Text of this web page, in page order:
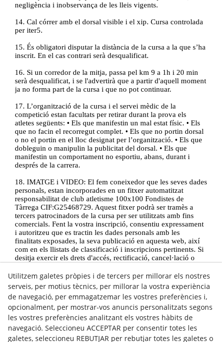
negligència i inobservança de les lleis vigents.
14. Cal córrer amb el dorsal visible i el xip. Cursa controlada
per iter5.
15. És obligatori disputar la distància de la cursa a la que s’ha
inscrit. En el cas contrari serà desqualificat.
16. Si un corredor de la mitja, passa pel km 9 a 1h i 20 min
serà desqualificat, i se l'advertirà que a partir d'aquell moment
ja no forma part de la cursa i que no pot continuar.
17. L’organització de la cursa i el servei mèdic de la
competició estan facultats per retirar durant la prova els
atletes següents: • Els que manifestin un mal estat físic. • Els
que no facin el recorregut complet. • Els que no portin dorsal
o no el portin en el lloc designat per l’organització. • Els que
dobleguin o manipulin la publicitat del dorsal. • Els que
manifestin un comportament no esportiu, abans, durant i
després de la carrera.
18. IMATGE i VIDEO: El fem coneixedor que les seves dades
personals, estan incorporades en un fitxer automatitzat
responsabilitat de club atletisme 100x100 Fondistes de
Tàrrega CIF:G25468729. Aquest fitxer podrà ser tramès a
tercers patrocinadors de la cursa per ser utilitzats amb fins
comercials. Fent la vostra inscripció, consentiu expressament
i autoritzeu que es tractin les dades personals amb les
finalitats exposades, la seva publicació en aquesta web, així
com en els llistats de classificació i inscripcions pertinents. Si
desitja exercir els drets d'accés, rectificació, cancel·lació o
INFO@FONDISTESTARREGA.COM
19. La Mitja Marató és puntuable pel circuit Mitges de
Ponent. La Mitja Marató i els 10km són puntuables per la
Lliga de Ponent. PER MÉS INFORMACIÓ, PODEU
CONTACTAR AMB NOSALTRES: per correu electrònic a
info@fondistestarrega.com.
Segueix-nos a Instagram
Utilitzem galetes pròpies i de tercers per millorar els nostres
serveis, per motius tècnics, per millorar la vostra experiència
de navegació, per emmagatzemar les vostres preferències i,
opcionalment, per mostrar-vos anuncis personalitzats segons
les vostres preferències analitzant els vostres hàbits de
navegació. Seleccioneu ACCEPTAR per consentir totes les
galetes, seleccioneu REBUTJAR per rebutjar totes les galetes o